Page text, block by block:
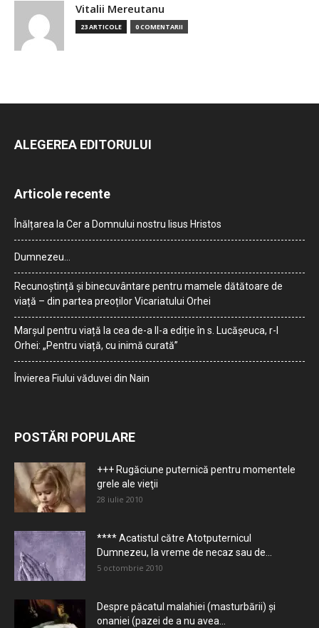
Vitalii Mereutanu
23 ARTICOLE 0 COMENTARII
ALEGEREA EDITORULUI
Articole recente
Înălțarea la Cer a Domnului nostru Iisus Hristos
Dumnezeu…
Recunoștință și binecuvântare pentru mamele dătătoare de
viață – din partea preoților Vicariatului Orhei
Marșul pentru viață la cea de-a II-a ediție în s. Lucășeuca, r-l
Orhei: „Pentru viață, cu inimă curată”
Învierea Fiului văduvei din Nain
POSTĂRI POPULARE
+++ Rugăciune puternică pentru momentele
grele ale vieţii
28 iulie 2010
**** Acatistul către Atotputernicul
Dumnezeu, la vreme de necaz sau de...
5 octombrie 2010
Despre păcatul malahiei (masturbării) şi
onaniei (pazei de a nu avea...